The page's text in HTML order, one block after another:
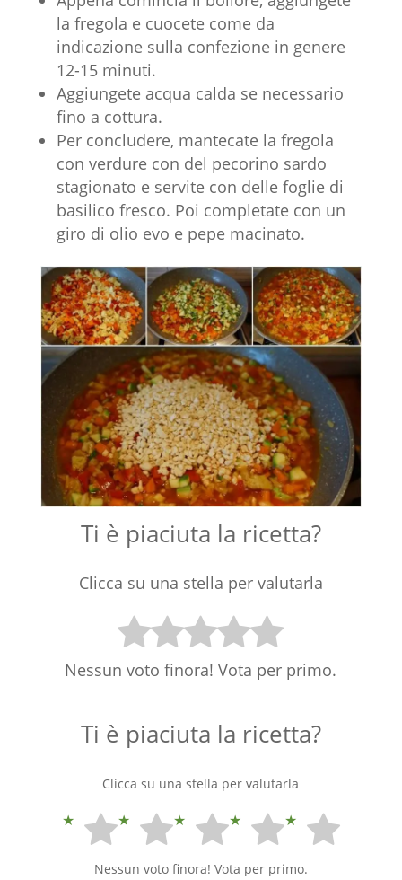
la fregola e cuocete come da
indicazione sulla confezione in genere
12-15 minuti.
Aggiungete acqua calda se necessario
fino a cottura.
Per concludere, mantecate la fregola
con verdure con del pecorino sardo
stagionato e servite con delle foglie di
basilico fresco. Poi completate con un
giro di olio evo e pepe macinato.
Ti è piaciuta la ricetta?
Clicca su una stella per valutarla
Nessun voto finora! Vota per primo.
Ti è piaciuta la ricetta?
Clicca su una stella per valutarla
Nessun voto finora! Vota per primo.